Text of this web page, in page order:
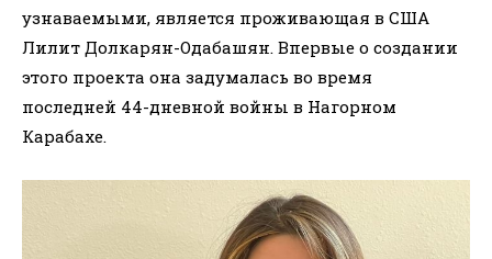
узнаваемыми, является проживающая в США
Лилит Долкарян-Одабашян. Впервые о создании
этого проекта она задумалась во время
последней 44-дневной войны в Нагорном
Карабахе.